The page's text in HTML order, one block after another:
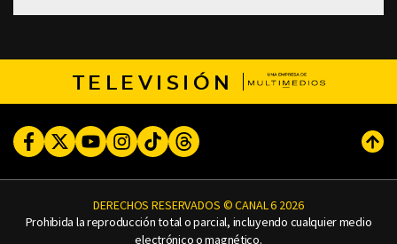
TELEVISIÓN
FacebookTwitterYoutubeInstagram
TikTokThreads
DERECHOS RESERVADOS © CANAL 6 2026
Prohibida la reproducción total o parcial, incluyendo cualquier medio
electrónico o magnético.